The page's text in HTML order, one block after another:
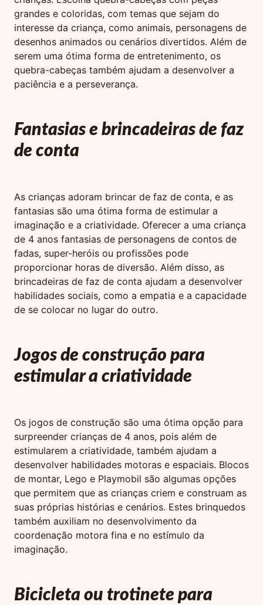
grandes e coloridas, com temas que sejam do
interesse da criança, como animais, personagens de
desenhos animados ou cenários divertidos. Além de
serem uma ótima forma de entretenimento, os
quebra-cabeças também ajudam a desenvolver a
paciência e a perseverança.
Fantasias e brincadeiras de faz
de conta
As crianças adoram brincar de faz de conta, e as
fantasias são uma ótima forma de estimular a
imaginação e a criatividade. Oferecer a uma criança
de 4 anos fantasias de personagens de contos de
fadas, super-heróis ou profissões pode
proporcionar horas de diversão. Além disso, as
brincadeiras de faz de conta ajudam a desenvolver
habilidades sociais, como a empatia e a capacidade
de se colocar no lugar do outro.
Jogos de construção para
estimular a criatividade
Os jogos de construção são uma ótima opção para
surpreender crianças de 4 anos, pois além de
estimularem a criatividade, também ajudam a
desenvolver habilidades motoras e espaciais. Blocos
de montar, Lego e Playmobil são algumas opções
que permitem que as crianças criem e construam as
suas próprias histórias e cenários. Estes brinquedos
também auxiliam no desenvolvimento da
coordenação motora fina e no estímulo da
imaginação.
Bicicleta ou trotinete para